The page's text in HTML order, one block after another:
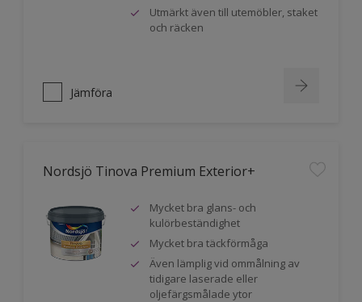
Utmärkt även till utemöbler, staket
och räcken
Jämföra
Nordsjö Tinova Premium Exterior+
Mycket bra glans- och
kulörbeständighet
Mycket bra täckförmåga
Även lämplig vid ommålning av
tidigare laserade eller
oljefärgsmålade ytor